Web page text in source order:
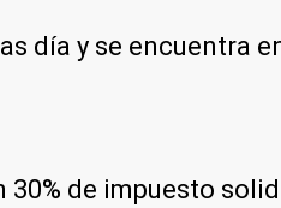
día y se encuentra
de impuesto